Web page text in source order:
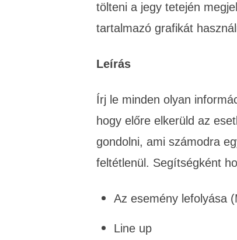
tölteni a jegy tetején
tartalmazó grafikát
Leírás
Írj le minden olyan
hogy előre elkerüld az
gondolni, ami számodra
feltétlenül. Segítségként
Az esemény lefolyása
Line up